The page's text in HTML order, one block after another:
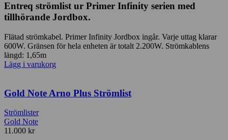
Entreq strömlist ur Primer Infinity serien med
tillhörande Jordbox.
Flätad strömkabel. Primer Infinity Jordbox ingår. Varje uttag klarar
600W. Gränsen för hela enheten är totalt 2.200W. Strömkablens
längd: 1,65m
Lägg i varukorg
Gold Note Arno Plus Strömlist
Strömlister
Gold Note
11.000 kr